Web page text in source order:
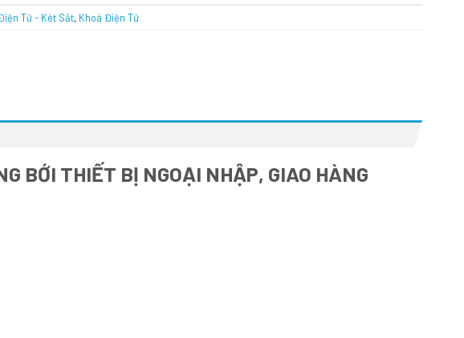
Tử - Két Sắt, Khoá Điện Tử
BỚI THIẾT BỊ NGOẠI NHẬP, GIAO HÀNG